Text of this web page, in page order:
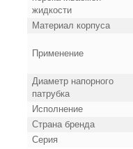
жидкости
Материал корпуса
Применение
Диаметр напорного
патрубка
Исполнение
Страна бренда
Серия